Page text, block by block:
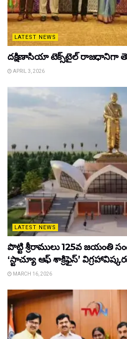
LATEST NEWS
దక్షిణాసియా టెక్స్‌టైల్ రాజధానిగా
APRIL 3, 2026
LATEST NEWS
పొట్టి శ్రీరాములు 125వ జయంతి
‘స్టాచ్యూ ఆఫ్ శాక్రిఫైస్’
MARCH 16, 2026